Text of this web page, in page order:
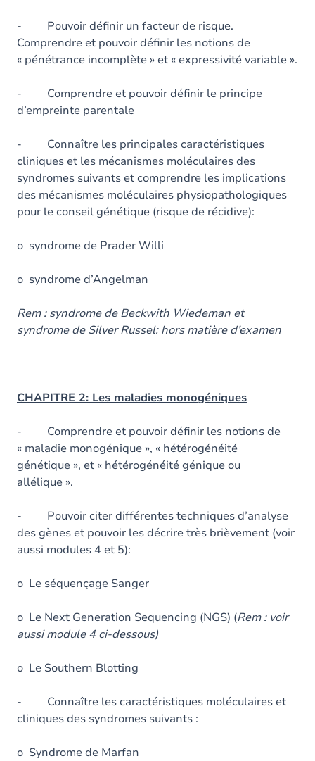
- Pouvoir définir un facteur de risque.
Comprendre et pouvoir définir les notions de
« pénétrance incomplète » et « expressivité variable ».
- Comprendre et pouvoir définir le principe
d’empreinte parentale
- Connaître les principales caractéristiques
cliniques et les mécanismes moléculaires des
syndromes suivants et comprendre les implications
des mécanismes moléculaires physiopathologiques
pour le conseil génétique (risque de récidive):
o syndrome de Prader Willi
o syndrome d’Angelman
Rem : syndrome de Beckwith Wiedeman et
syndrome de Silver Russel: hors matière d’examen
CHAPITRE 2: Les maladies monogéniques
- Comprendre et pouvoir définir les notions de
« maladie monogénique », « hétérogénéité
génétique », et « hétérogénéité génique ou
allélique ».
- Pouvoir citer différentes techniques d’analyse
des gènes et pouvoir les décrire très brièvement (voir
aussi modules 4 et 5):
o Le séquençage Sanger
o Le Next Generation Sequencing (NGS) (Rem : voir
aussi module 4 ci-dessous)
o Le Southern Blotting
- Connaître les caractéristiques moléculaires et
cliniques des syndromes suivants :
o Syndrome de Marfan